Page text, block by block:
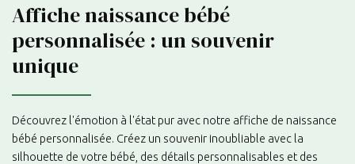
Affiche naissance bébé
personnalisée : un souvenir
unique
Découvrez l'émotion à l'état pur avec notre affiche de naissance
bébé personnalisée. Créez un souvenir inoubliable avec la
silhouette de votre bébé, des détails personnalisables et des